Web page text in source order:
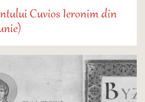
Cuvios Ieronim din